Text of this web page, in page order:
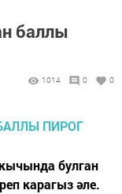
баллы
1014 0 0
булган
карагыз әле.